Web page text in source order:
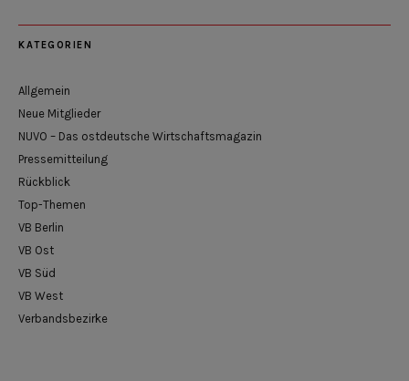
KATEGORIEN
Allgemein
Neue Mitglieder
NUVO – Das ostdeutsche Wirtschaftsmagazin
Pressemitteilung
Rückblick
Top-Themen
VB Berlin
VB Ost
VB Süd
VB West
Verbandsbezirke